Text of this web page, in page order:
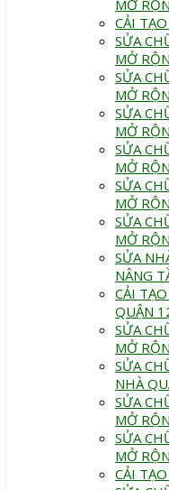
MỞ
CẢI
SỬA
MỞ
SỬA
MỞ
SỬA
MỞ
SỬA
MỞ
SỬA
MỞ
SỬA
MỞ
SỬA
NÂNG
CẢI
QUẬN
SỬA
MỞ
SỬA
NHÀ
SỬA
MỞ
SỬA
MỞ
CẢI